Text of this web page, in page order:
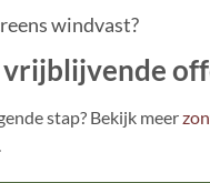
windvast?
vrijblijvende
stap? Bekijk meer